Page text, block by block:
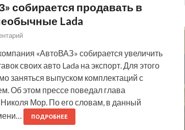
собирается продавать в
Lada
«АвтоВАЗ» собирается увеличить
своих авто Lada на экспорт. Для этого
заняться выпуском комплектаций с
Об этом прессе поведал глава
Мор. По его словам, в данный
ПОДРОБНЕЕ